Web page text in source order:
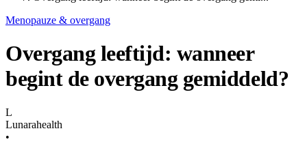
Menopauze & overgang
Overgang leeftijd: wanneer
begint de overgang gemiddeld?
L
Lunarahealth
•